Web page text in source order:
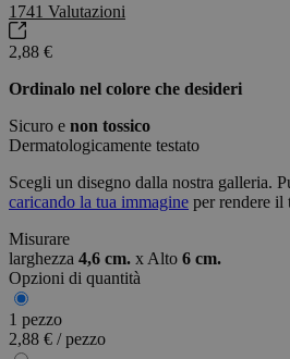
1741 Valutazioni
2,88 €
Ordinalo nel colore che desideri
Sicuro e non tossico
Dermatologicamente testato
Scegli un disegno dalla nostra galleria.
caricando la tua immagine per rendere il
Misurare
larghezza 4,6 cm. x Alto 6 cm.
Opzioni di quantità
1 pezzo
2,88 € / pezzo